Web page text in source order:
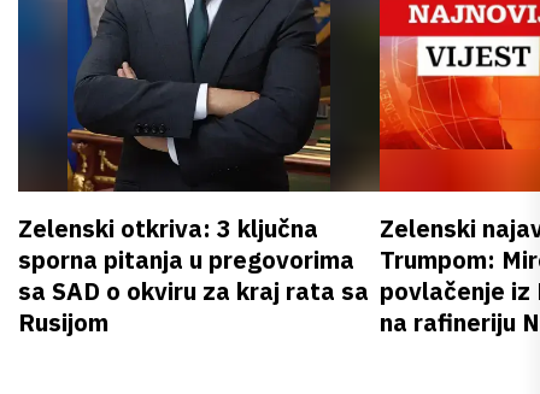
Zelenski otkriva: 3 ključna
sporna pitanja u pregovorima
sa SAD o okviru za kraj rata sa
Rusijom
Zelenski
Trumpom:
povlačenje iz
na rafineriju